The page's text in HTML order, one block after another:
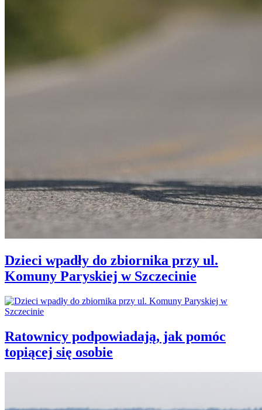
Dzieci wpadły do zbiornika przy ul.
Komuny Paryskiej w Szczecinie
Ratownicy podpowiadają, jak pomóc
topiącej się osobie